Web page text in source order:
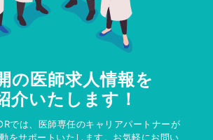
の医師求人情報を
介いたします！
では、医師専任のキャリアパートナーが
をサポートいたします。お気軽にお問い